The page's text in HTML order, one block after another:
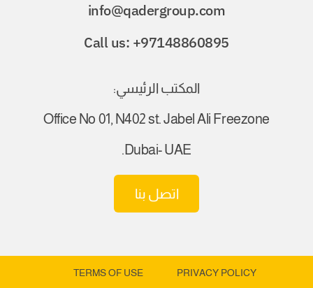
info@qadergroup.com
Call us: +97148860895
المكتب الرئيسي:
Office No 01, N402 st. Jabel Ali Freezone
Dubai- UAE.
اتصل بنا
PRIVACY POLICY
TERMS OF USE